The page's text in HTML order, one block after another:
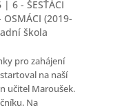
| 6 - ŠESŤÁCI
OSMÁCI (2019-
škola
pro zahájení
na naší
učitel Maroušek.
Na